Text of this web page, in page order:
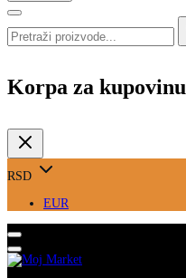
Korpa za kupovinu
RSD
EUR